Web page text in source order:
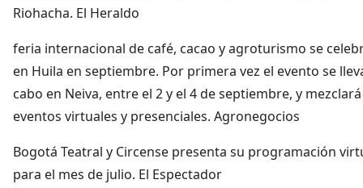
Riohacha. El Heraldo
feria internacional de café, cacao y agroturismo se
en Huila en septiembre. Por primera vez el evento se
cabo en Neiva, entre el 2 y el 4 de septiembre, y mezclará
eventos virtuales y presenciales. Agronegocios
Bogotá Teatral y Circense presenta su programación
para el mes de julio. El Espectador